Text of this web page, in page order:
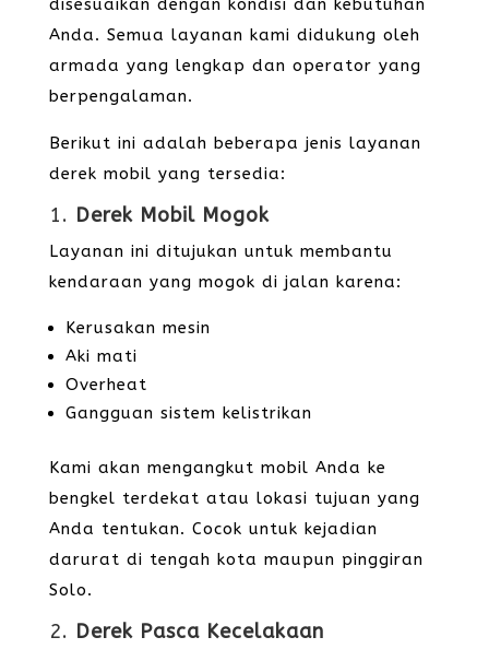
disesuaikan dengan kondisi dan kebutuhan
Anda. Semua layanan kami didukung oleh
armada yang lengkap dan operator yang
berpengalaman.
Berikut ini adalah beberapa jenis layanan
derek mobil yang tersedia:
1. Derek Mobil Mogok
Layanan ini ditujukan untuk membantu
kendaraan yang mogok di jalan karena:
Kerusakan mesin
Aki mati
Overheat
Gangguan sistem kelistrikan
Kami akan mengangkut mobil Anda ke
bengkel terdekat atau lokasi tujuan yang
Anda tentukan. Cocok untuk kejadian
darurat di tengah kota maupun pinggiran
Solo.
2. Derek Pasca Kecelakaan